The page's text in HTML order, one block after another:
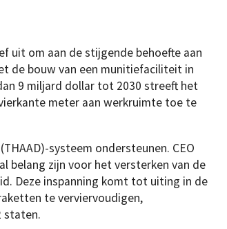
uit om aan de stijgende behoefte aan
de bouw van een munitiefaciliteit in
9 miljard dollar tot 2030 streeft het
meter aan werkruimte toe te
systeem ondersteunen. CEO
belang zijn voor het versterken van de
Deze inspanning komt tot uiting in de
te verviervoudigen,
staten.